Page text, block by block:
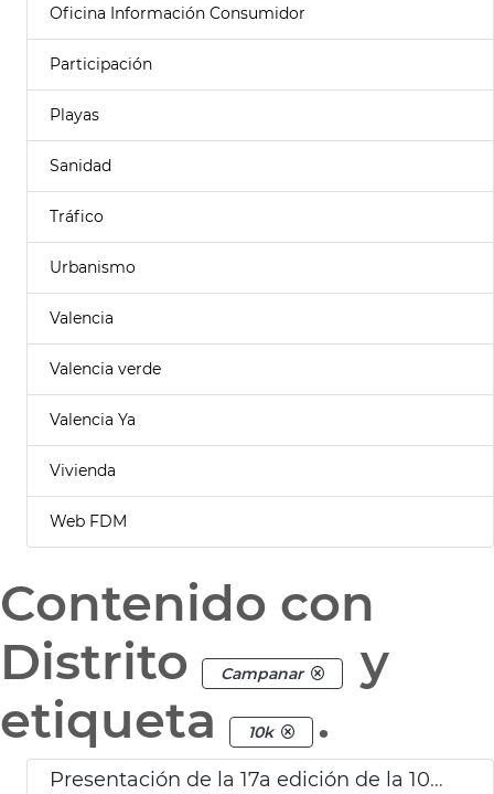
Oficina Información Consumidor
Participación
Playas
Sanidad
Tráfico
Urbanismo
Valencia
Valencia verde
Valencia Ya
Vivienda
Web FDM
Contenido con
Distrito
Campanar
y
etiqueta
10k .
Presentación de la 17a edición de la 10K Ibercaja